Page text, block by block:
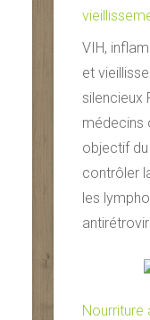
VIH,
et
silencieux
médecins
objectif
contrôler
les
Nourriture